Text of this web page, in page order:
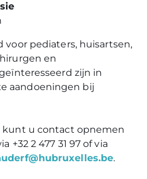
voor pediaters, huisartsen,
en
zijn in
aandoeningen bij
kunt u contact opnemen
+32 2 477 31 97 of via
.